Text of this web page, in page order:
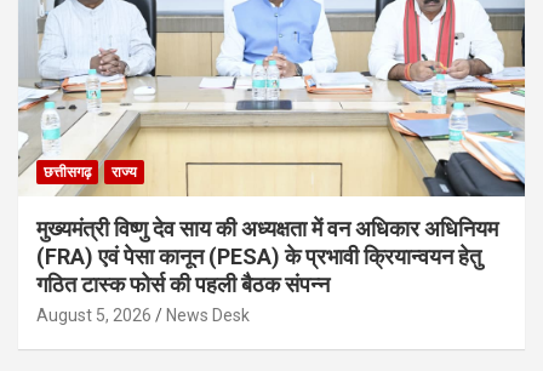
छत्तीसगढ़ राज्य
मुख्यमंत्री विष्णु देव साय की अध्यक्षता में वन अधिकार अधिनियम
(FRA) एवं पेसा कानून (PESA) के प्रभावी क्रियान्वयन हेतु
गठित टास्क फोर्स की पहली बैठक संपन्न
August 5, 2026 News Desk